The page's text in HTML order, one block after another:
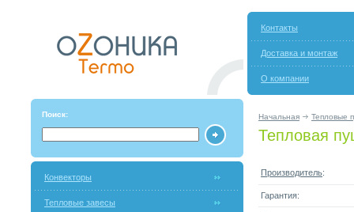
Контакты
Доставка и монтаж
О компании
Поиск: Начальная Тепловые
Тепловая
Конвекторы
Тепловые завесы
Производитель:
Гарантия: